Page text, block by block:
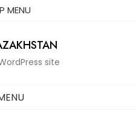
MENU
site